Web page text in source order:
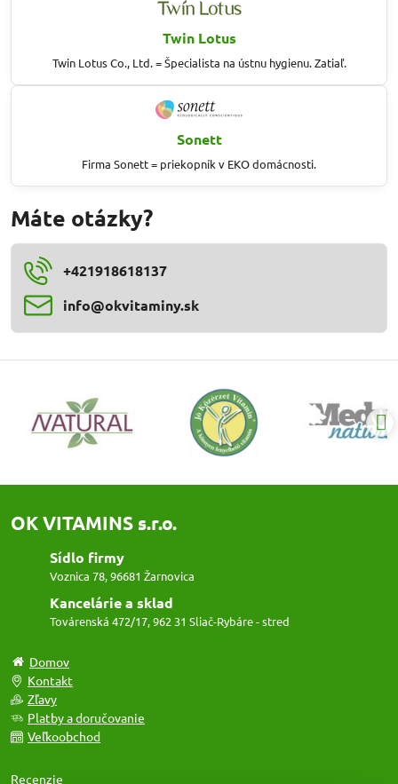
Twin Lotus
Twin Lotus Co., Ltd. = Špecialista na ústnu hygienu. Zatiaľ.
Sonett
Firma Sonett = priekopník v EKO domácnosti.
Máte otázky?
+421918618137
info​@okvitaminy​.sk
OK VITAMINS s.r.o.
Sídlo firmy
Voznica 78, 96681 Žarnovica
Kancelárie a sklad
Továrenská 472/17, 962 31 Sliač-Rybáre - stred
Domov
Kontakt
Zľavy
Platby a doručovanie
Veľkoobchod
Recenzie